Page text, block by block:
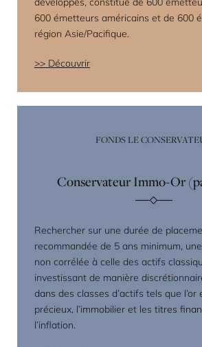
600 émetteurs américains et de 600
région Asie/Pacifique.
Découvrir
FONDS LE
Conservateur Immo-Or
Rechercher sur une durée de
recommandée de 5 ans minimum,
non corrélée à celle des actifs
investissant de manière
dans des classes d’actifs tels que
précieux, l’immobilier et les titres
l’inflation.